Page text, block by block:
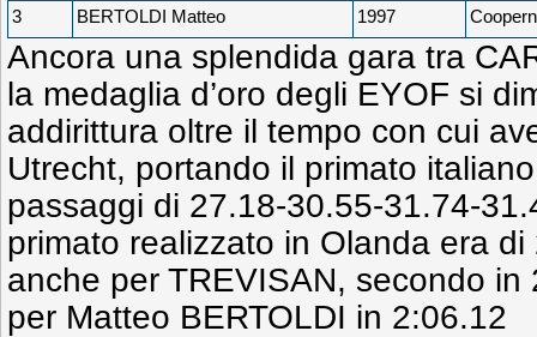
3
BERTOLDI Matteo 1997
Ancora una splendida gara tra
la medaglia d’oro degli EYOF si
addirittura oltre il tempo con cui
Utrecht, portando il primato
passaggi di 27.18-30.55-31.74-
primato realizzato in Olanda era
anche per TREVISAN, secondo
per Matteo BERTOLDI in 2:06.12